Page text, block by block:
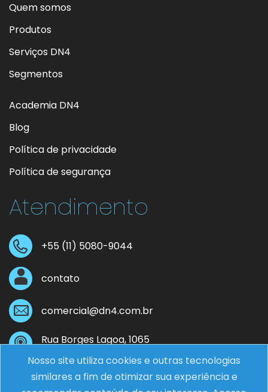
Quem somos
Produtos
Serviços DN4
Segmentos
Academia DN4
Blog
Política de privacidade
Política de segurança
Atendimento
+55 (11) 5080-9044
contato
comercial@dn4.com.br
Rua Borges Lagoa, 1065
Vila Clementino - São Paulo - SP
Cep: 04038-032
Nosso site utiliza cookies e outras tecnologias
similares a fim de otimizar sua experiência e